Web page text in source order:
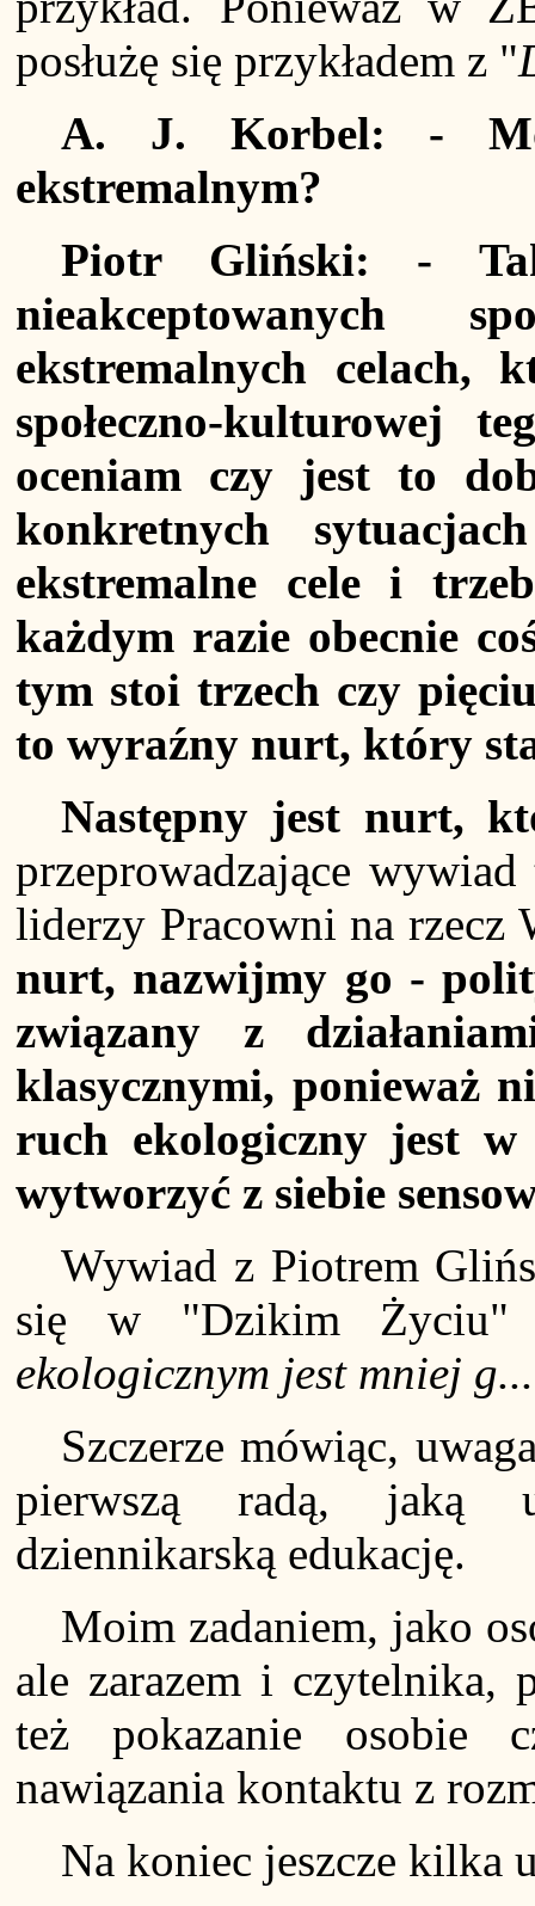
posłużę się przykładem z "
A. J. Korbel: -
ekstremalnym?
Piotr Gliński: -
nieakceptowanych
ekstremalnych celach,
społeczno-kulturowej
oceniam czy jest to
konkretnych
ekstremalne cele i
każdym razie obecnie
tym stoi trzech czy
to wyraźny nurt, który
Następny jest nurt,
przeprowadzające
liderzy Pracowni na rzecz
nurt, nazwijmy go -
związany z
klasycznymi, ponieważ
ruch ekologiczny jest w
wytworzyć z siebie
Wywiad z Piotrem
się w "Dzikim
ekologicznym jest mniej
Szczerze mówiąc,
pierwszą radą, jaką
dziennikarską edukację.
Moim zadaniem, jako
ale zarazem i czytelnika,
też pokazanie osobie
nawiązania kontaktu z
Na koniec jeszcze kilka